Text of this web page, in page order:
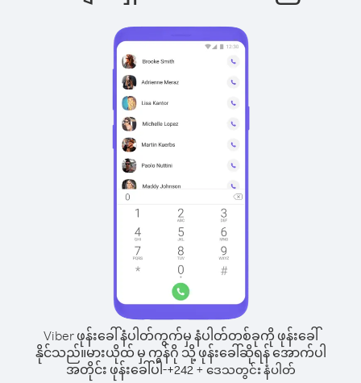
Viber ဖုန်းခေါ်နံပါတ်ကွက်မှ နံပါတ်တစ်ခုကို ဖုန်းခေါ်
နိုင်သည်။မားယိုထ် မှ ကွန်ဂို သို့ ဖုန်းခေါ်ဆိုရန် အောက်ပါ
အတိုင်း ဖုန်းခေါ်ပါ-+242+ဒေသတွင်း နံပါတ်